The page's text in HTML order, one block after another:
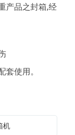
产品之封箱,经
使用。
机